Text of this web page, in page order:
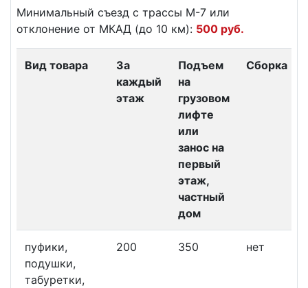
Минимальный съезд с трассы М-7 или
отклонение от МКАД (до 10 км): 500 руб.
Вид товара
За
каждый
этаж
Подъем
на
грузовом
лифте
или
занос на
первый
этаж,
частный
дом
Сборка
пуфики,
подушки,
табуретки,
200 350 нет